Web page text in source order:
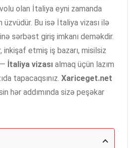
olan İtaliya eyni zamanda
üzvüdür. Bu isə İtaliya vizası ilə
sərbəst giriş imkanı deməkdir.
etmiş iş bazarı, misilsiz
İtaliya vizası almaq üçün lazım
tapacaqsınız. Xariceget.net
hər addımında sizə peşəkar